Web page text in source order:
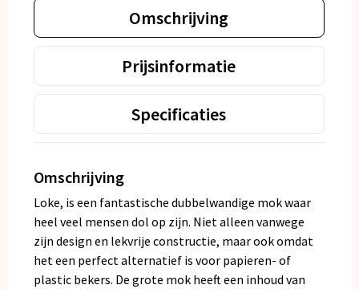
Omschrijving
Prijsinformatie
Specificaties
Omschrijving
Loke, is een fantastische dubbelwandige mok waar
heel veel mensen dol op zijn. Niet alleen vanwege
zijn design en lekvrije constructie, maar ook omdat
het een perfect alternatief is voor papieren- of
plastic bekers. De grote mok heeft een inhoud van